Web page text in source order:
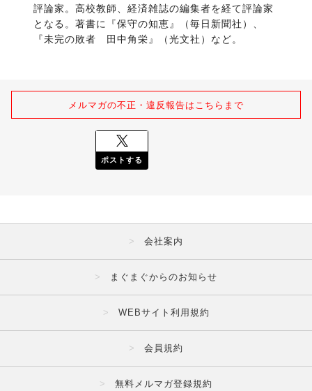
評論家。高校教師、経済雑誌の編集者を経て評論家
となる。著書に『保守の知恵』（毎日新聞社）、
『未完の敗者　田中角栄』（光文社）など。
メルマガの不正・違反報告はこちらまで
ポストする
会社案内
まぐまぐからのお知らせ
WEBサイト利用規約
会員規約
無料メルマガ登録規約